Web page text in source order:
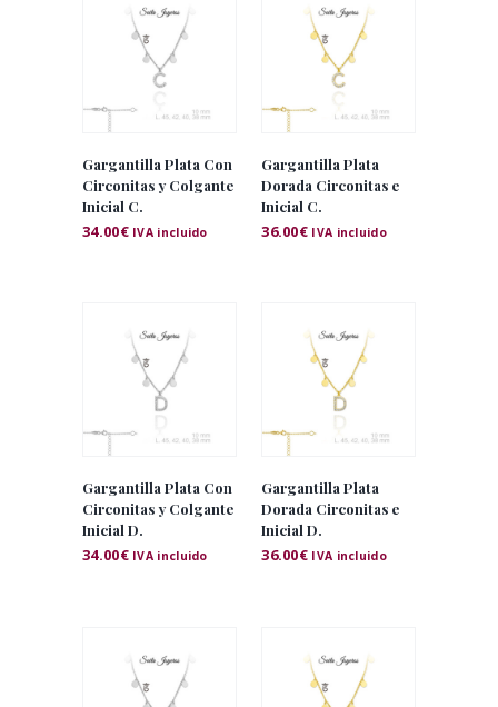
Gargantilla Plata Con
Circonitas y Colgante
Inicial C.
34.00€ IVA incluido
Gargantilla Plata
Dorada Circonitas e
Inicial C.
36.00€ IVA incluido
Gargantilla Plata Con
Circonitas y Colgante
Inicial D.
34.00€ IVA incluido
Gargantilla Plata
Dorada Circonitas e
Inicial D.
36.00€ IVA incluido